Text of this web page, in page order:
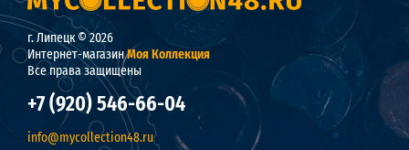
г. Липецк © 2026
Интернет-магазинМоя Коллекция
Все права защищены
+7 (920) 546-66-04
info@mycollection48.ru